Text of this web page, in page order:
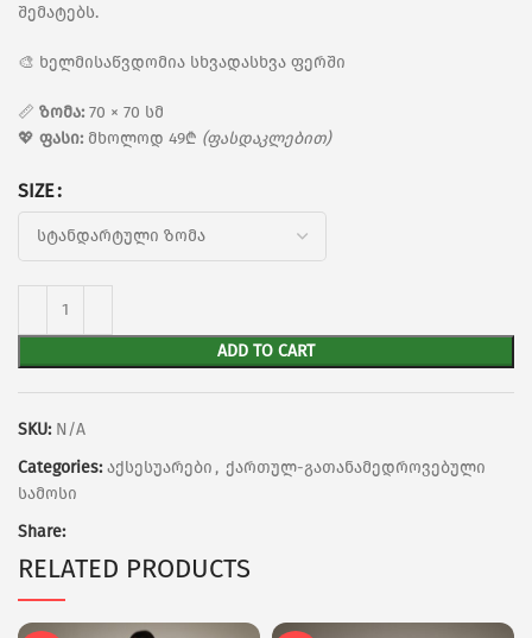
შემატებს.
🎨 ხელმისაწვდომია სხვადასხვა ფერში
📏 ზომა: 70 × 70 სმ
💖 ფასი: მხოლოდ 49₾ (ფასდაკლებით)
SIZE
ADD TO CART
SKU: N/A
Categories: აქსესუარები, ქართულ-გათანამედროვებული
სამოსი
Share:
RELATED PRODUCTS